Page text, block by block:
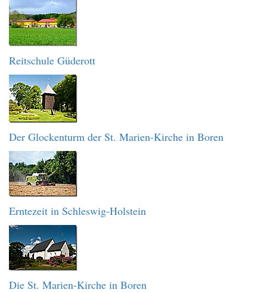
Reitschule Güderott
Der Glockenturm der St. Marien-Kirche in Boren
Erntezeit in Schleswig-Holstein
Die St. Marien-Kirche in Boren